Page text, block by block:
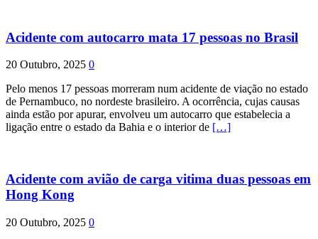
Acidente com autocarro mata 17 pessoas no Brasil
20 Outubro, 2025 0
Pelo menos 17 pessoas morreram num acidente de viação no estado
de Pernambuco, no nordeste brasileiro. A ocorrência, cujas causas
ainda estão por apurar, envolveu um autocarro que estabelecia a
ligação entre o estado da Bahia e o interior de […]
Acidente com avião de carga vitima duas pessoas em
Hong Kong
20 Outubro, 2025 0